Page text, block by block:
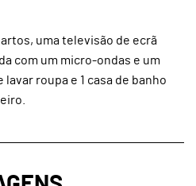
uma televisão de ecrã
com um micro-ondas e um
roupa e 1 casa de banho